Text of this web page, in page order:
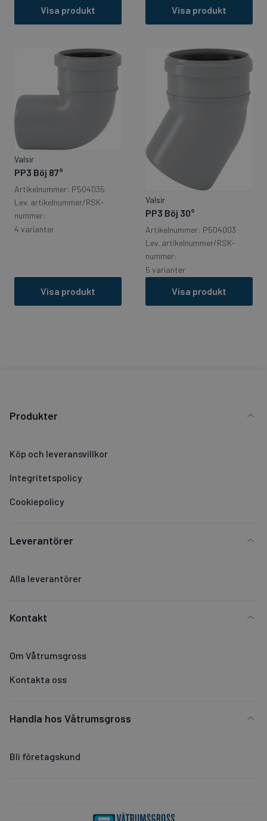
Visa produkt Visa produkt
Valsir
PP3 Böj 87°
Artikelnummer: P504035
Lev. artikelnummer/RSK-
nummer:
4 varianter
Visa produkt
Valsir
PP3 Böj 30°
Artikelnummer: P504003
Lev. artikelnummer/RSK-
nummer:
5 varianter
Visa produkt
Produkter
Köp och leveransvillkor
Integritetspolicy
Cookiepolicy
Leverantörer
Alla leverantörer
Kontakt
Om Våtrumsgross
Kontakta oss
Handla hos Våtrumsgross
Bli företagskund